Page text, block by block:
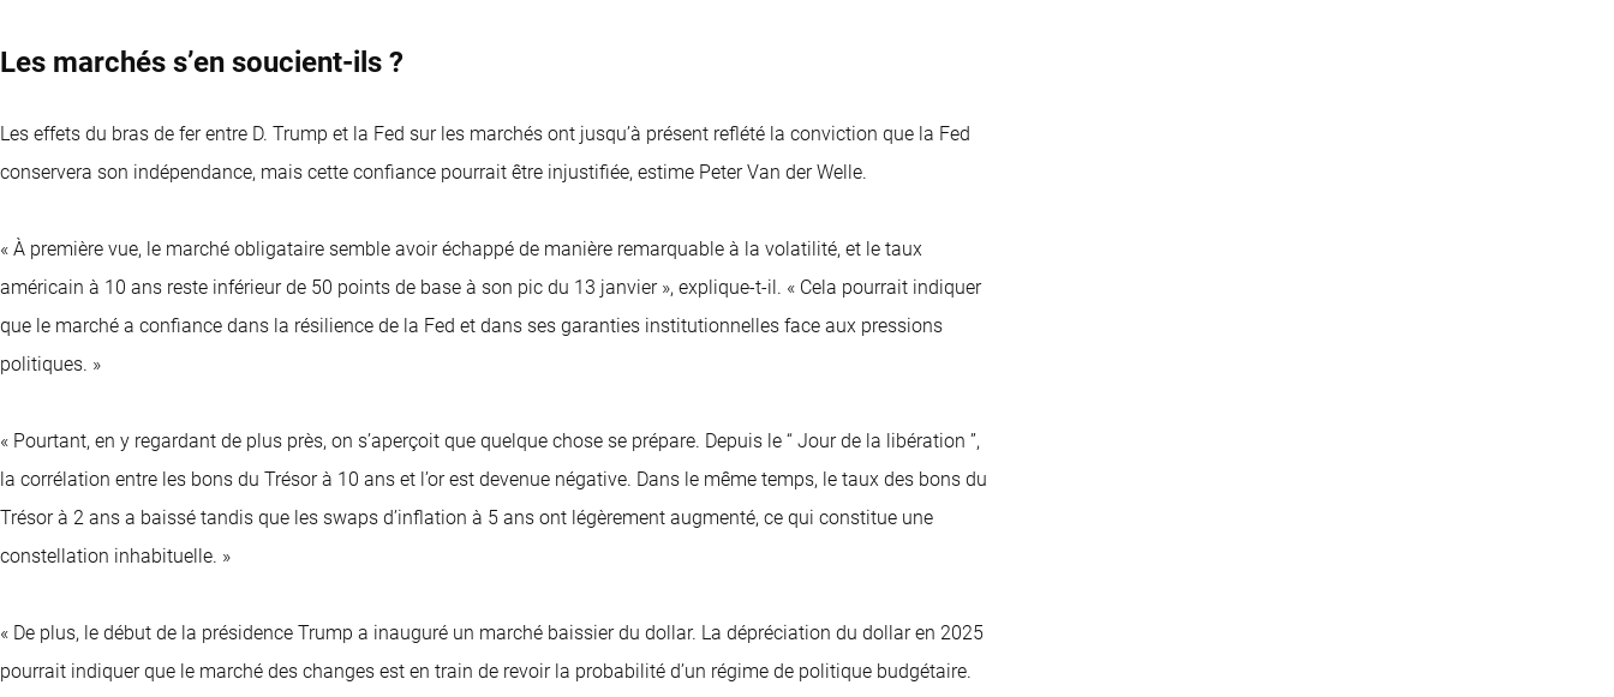
Les marchés s’en soucient-ils ?
Les effets du bras de fer entre D. Trump et la Fed sur les marchés ont jusqu’à présent reflété la conviction que la Fed
conservera son indépendance, mais cette confiance pourrait être injustifiée, estime Peter Van der Welle.
« À première vue, le marché obligataire semble avoir échappé de manière remarquable à la volatilité, et le taux
américain à 10 ans reste inférieur de 50 points de base à son pic du 13 janvier », explique-t-il. « Cela pourrait indiquer
que le marché a confiance dans la résilience de la Fed et dans ses garanties institutionnelles face aux pressions
politiques. »
« Pourtant, en y regardant de plus près, on s’aperçoit que quelque chose se prépare. Depuis le “ Jour de la libération ”,
la corrélation entre les bons du Trésor à 10 ans et l’or est devenue négative. Dans le même temps, le taux des bons du
Trésor à 2 ans a baissé tandis que les swaps d’inflation à 5 ans ont légèrement augmenté, ce qui constitue une
constellation inhabituelle. »
« De plus, le début de la présidence Trump a inauguré un marché baissier du dollar. La dépréciation du dollar en 2025
pourrait indiquer que le marché des changes est en train de revoir la probabilité d’un régime de politique budgétaire.